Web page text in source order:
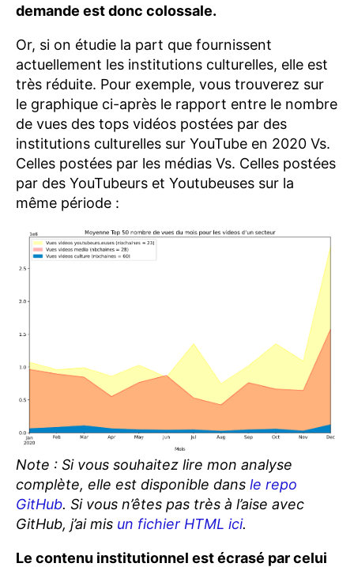
demande est donc colossale.
Or, si on étudie la part que fournissent
actuellement les institutions culturelles, elle est
très réduite. Pour exemple, vous trouverez sur
le graphique ci-après le rapport entre le nombre
de vues des tops vidéos postées par des
institutions culturelles sur YouTube en 2020 Vs.
Celles postées par les médias Vs. Celles postées
par des YouTubeurs et Youtubeuses sur la
même période :
Note : Si vous souhaitez lire mon analyse
complète, elle est disponible dans le repo
GitHub. Si vous n’êtes pas très à l’aise avec
GitHub, j’ai mis un fichier HTML ici.
Le contenu institutionnel est écrasé par celui